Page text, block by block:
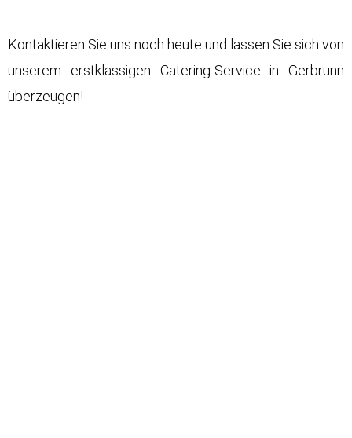
Kontaktieren Sie uns noch heute und lassen Sie sich von
unserem erstklassigen Catering-Service in Gerbrunn
überzeugen!